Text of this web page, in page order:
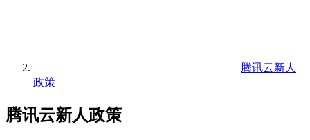
腾讯云新人
政策
腾讯云新人政策